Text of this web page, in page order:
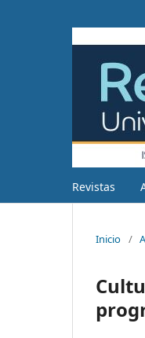
Revistas
Inicio /